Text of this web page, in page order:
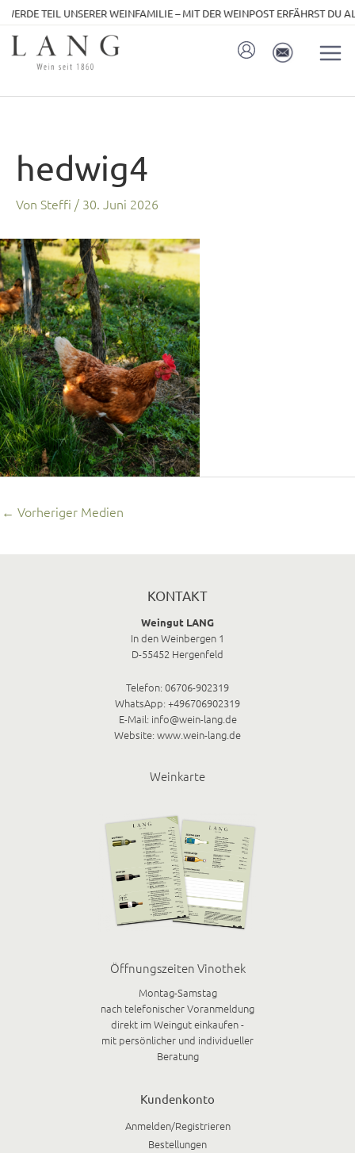
Zum
Inhalt
springen
TEIL UNSERER WEINFAMILIE – MIT DER WEINPOST ERFÄHRST DU
hedwig4
Von Steffi / 30. Juni 2026
← Vorheriger Medien
KONTAKT
Weingut LANG
In den Weinbergen 1
D-55452 Hergenfeld
Telefon: 06706-902319
WhatsApp: +496706902319
E-Mail: info@wein-lang.de
Website:www.wein-lang.de
Weinkarte
Öffnungszeiten Vinothek
Montag-Samstag
nach telefonischer Voranmeldung
direkt im Weingut einkaufen -
mit persönlicher und individueller
Beratung
Kundenkonto
Anmelden/Registrieren
Bestellungen